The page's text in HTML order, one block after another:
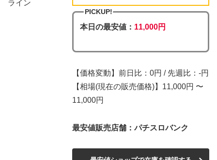
PICKUP!
本日の最安値： 11,000円
【価格変動】前日比：0円 / 先週比：-円
【相場(現在の販売価格)】11,000円 〜
11,000円
最安値販売店舗：パチスロバンク